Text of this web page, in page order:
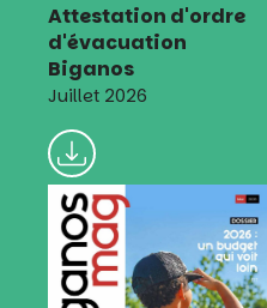
Attestation d'ordre
d'évacuation
Biganos
Juillet 2026